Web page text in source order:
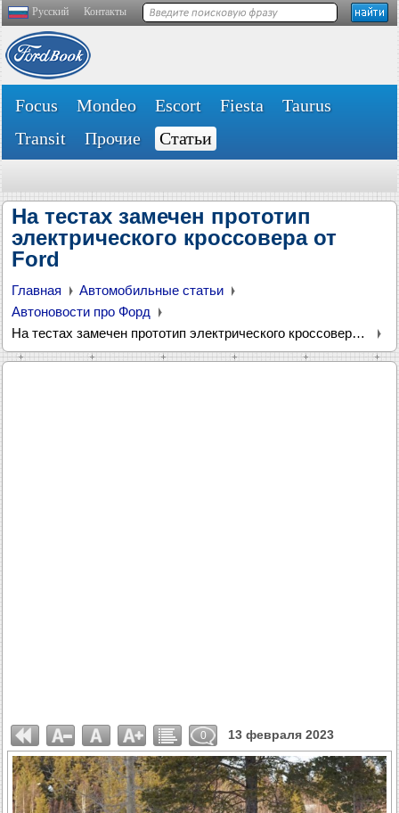
Русский Контакты
Focus Mondeo Escort Fiesta
Taurus
Transit
Прочие Статьи
На тестах замечен прототип
электрического кроссовера от
Ford
Главная
Автомобильные статьи
Автоновости про Форд
На тестах замечен прототип электрического кроссовера от Ford
0 13 февраля 2023